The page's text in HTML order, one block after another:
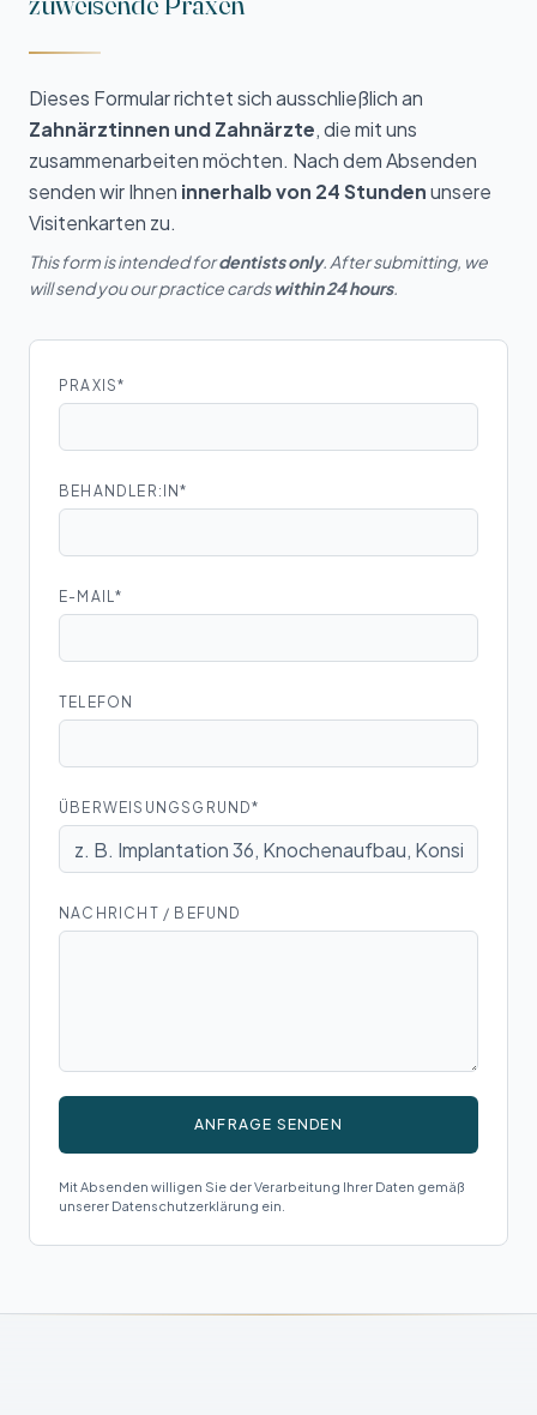
Dieses Formular richtet sich ausschließlich an
Zahnärztinnen und Zahnärzte, die mit uns
zusammenarbeiten möchten. Nach dem Absenden
senden wir Ihnen innerhalb von 24 Stundenunsere
Visitenkarten zu.
This form is intended fordentists only. After submitting, we
will send you our practice cardswithin 24 hours.
PRAXIS*
BEHANDLER:IN*
E-MAIL*
TELEFON
ÜBERWEISUNGSGRUND*
NACHRICHT / BEFUND
ANFRAGE SENDEN
Mit Absenden willigen Sie der Verarbeitung Ihrer Daten gemäß
unserer Datenschutzerklärung ein.